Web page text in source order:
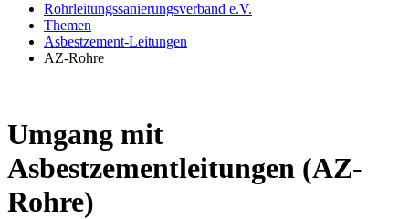
Rohrleitungssanierungsverband e.V.
Themen
Asbestzement-Leitungen
AZ-Rohre
Umgang mit
Asbestzementleitungen (AZ-
Rohre)